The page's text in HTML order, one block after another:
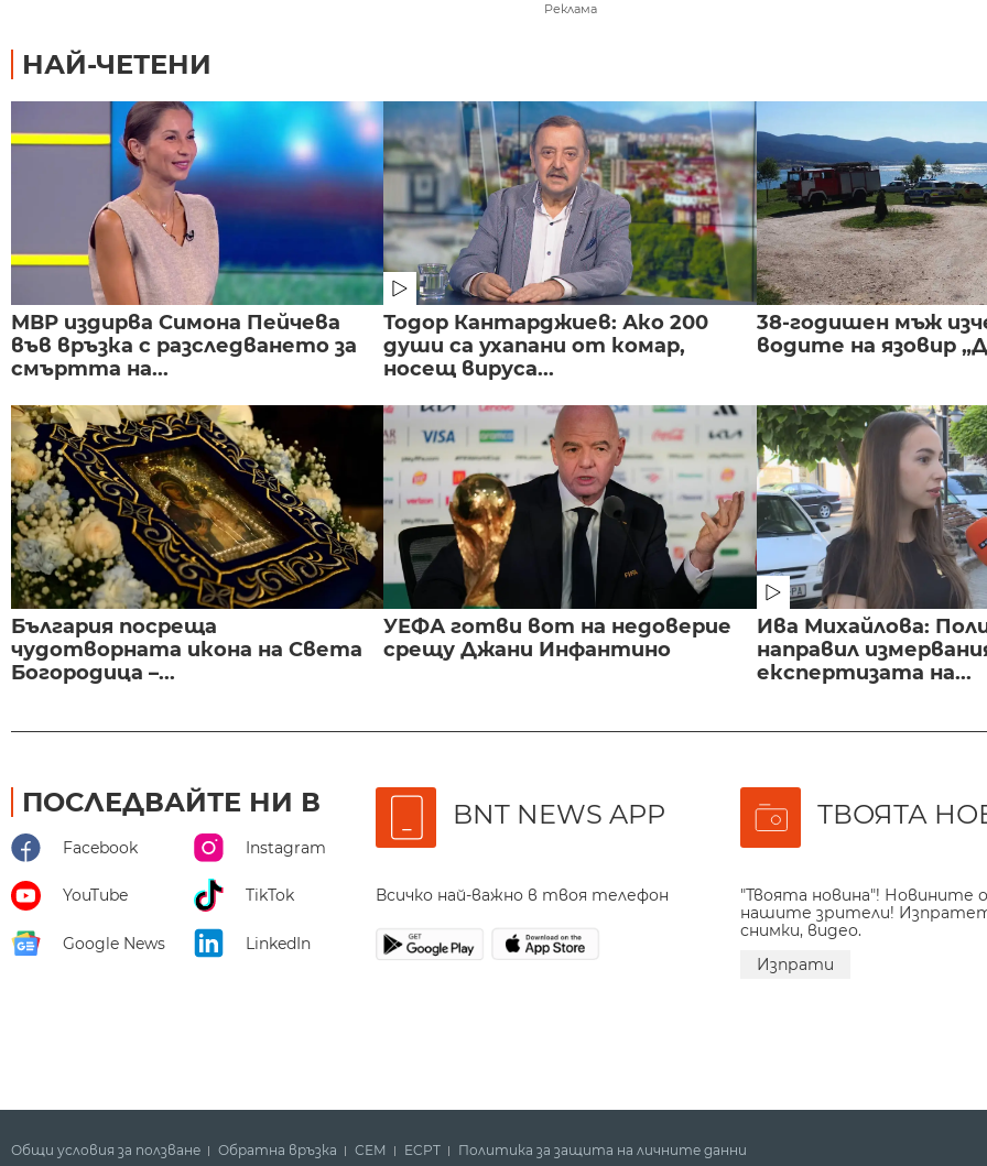
Реклама
НАЙ-ЧЕТЕНИ
МВР издирва Симона Пейчева
във връзка с разследването за
смъртта на...
Тодор Кантарджиев: Ако 200
души са ухапани от комар,
носещ вируса...
38-годишен мъж
водите на язовир
България посреща
чудотворната икона на Света
Богородица –...
УЕФА готви вот на недоверие
срещу Джани Инфантино
Ива Михайлова:
направил
експертизата на...
ПОСЛЕДВАЙТЕ НИ В
Facebook Instagram
YouTube TikTok
Google News LinkedIn
BNT NEWS APP
Всичко най-важно в твоя телефон
ТВОЯТА
"Твоята новина"! Новините
нашите зрители!
снимки, видео.
Изпрати
Общи условия за ползване Обратна връзка СЕМ ECPT Политика за защита на личните данни